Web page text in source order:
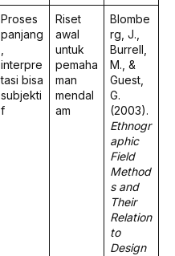
Proses
panjang
,
interpre
tasi bisa
subjekti
f
Riset
awal
untuk
pemaha
man
mendal
am
Blombe
rg, J.,
Burrell,
M., &
Guest,
G.
(2003).
Ethnogr
aphic
Field
Method
s and
Their
Relation
to
Design